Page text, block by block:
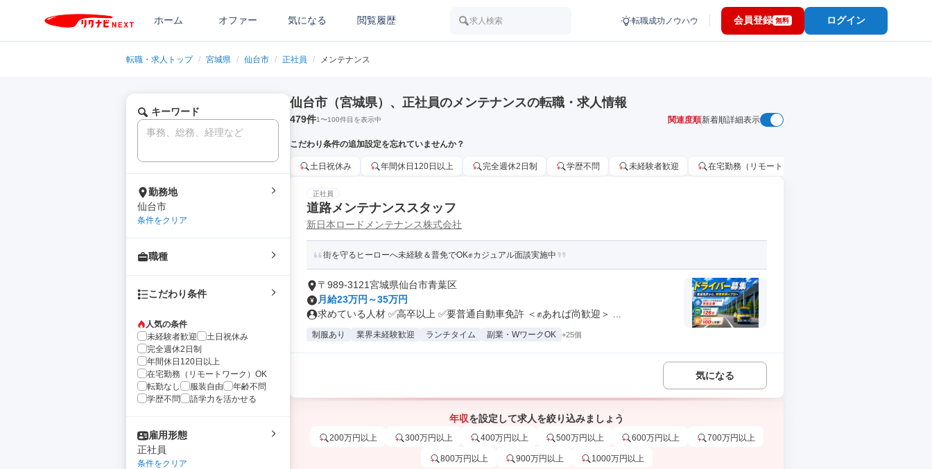
ホーム オファー 気になる 閲覧履歴 求人検索 転職成功ノウハウ 会員登録 無料 ログイン
転職・求人トップ / 宮城県 / 仙台市 / 正社員 / メンテナンス
キーワード
勤務地
仙台市
条件をクリア
職種
こだわり条件
人気の条件
未経験者歓迎
土日祝休み
完全週休2日制
年間休日120日以上
在宅勤務（リモートワーク）OK
転勤なし
服装自由
年齢不問
学歴不問
語学力を活かせる
雇用形態
正社員
条件をクリア
仙台市（宮城県）、正社員のメンテナンスの転職・求人情報
479件1〜100件目を表示中 関連度順新着順詳細表示
こだわり条件の追加設定を忘れていませんか？
土日祝休み 年間休日120日以上 完全週休2日制 学歴不問 未経験者歓迎 在宅勤務（リモートワーク）OK
正社員
道路メンテナンススタッフ
新日本ロードメンテナンス株式会社
​街を守るヒーローへ未経験＆普免でOK✊カジュアル面談実施中
〒989-3121宮城県仙台市青葉区
月給23万円～35万円
求めている人材 ✅高卒以上 ✅要普通自動車免許 ＜✊あれば尚歓迎＞ ...
制服あり 業界未経験歓迎 ランチタイム 副業・WワークOK +25個
気になる
年収を設定して求人を絞り込みましょう
200万円以上 300万円以上 400万円以上 500万円以上 600万円以上 700万円以上
800万円以上 900万円以上 1000万円以上